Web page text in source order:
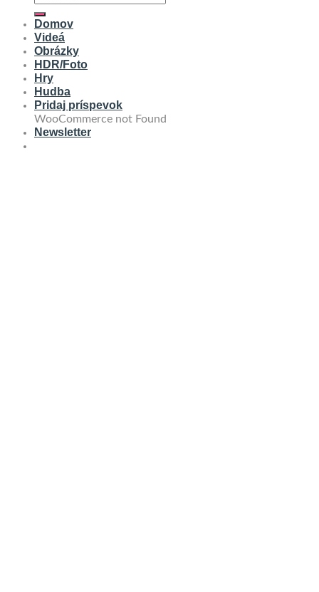
Domov
Videá
Obrázky
HDR/Foto
Hry
Hudba
Pridaj príspevok
WooCommerce not Found
Newsletter